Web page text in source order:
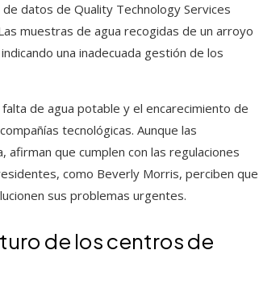
datos de Quality Technology Services
muestras de agua recogidas de un arroyo
una inadecuada gestión de los
de agua potable y el encarecimiento de
tecnológicas. Aunque las
que cumplen con las regulaciones
como Beverly Morris, perciben que
sus problemas urgentes.
de los centros de